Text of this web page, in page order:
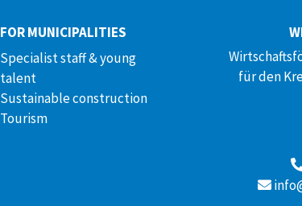
FOR MUNICIPALITIES
Specialist staff & young
talent
Sustainable construction
Tourism
für den